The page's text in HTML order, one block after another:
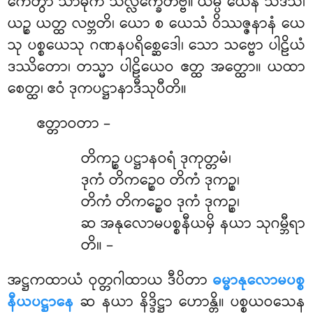
ယဉ္စ ယတ္ထ လဗ္ဘတိ၊ ယော စ ယေသံ ဝိဿဇ္ဇနာနံ ယေ
သု ပစ္စယေသု ဂဏနပရိစ္ဆေဒေါ၊ သော သဗ္ဗော ပါဠိယံ
ဒဿိတော၊ တသ္မာ ပါဠိယေဝ ဧတ္ထ အတ္ထော။ ယထာ
စေတ္ထ၊ ဧဝံ ဒုကပဋ္ဌာနာဒီသုပီတိ။
ဧတ္တာဝတာ –
တိကဉ္စပဋ္ဌာနဝရံ ဒုကုတ္တမံ၊
ဒုကံ တိကဉ္စေဝ တိကံ ဒုကဉ္စ၊
တိကံ တိကဉ္စေဝ ဒုကံ ဒုကဉ္စ၊
ဆ အနုလောမပစ္စနီယမှိ နယာ သုဂမ္ဘီရာ
တိ။ –
အဋ္ဌကထာယံ ဝုတ္တဂါထာယ ဒီပိတာ ဓမ္မာနုလောမပစ္စ
နီယပဋ္ဌာနေ ဆ နယာ နိဒ္ဒိဋ္ဌာ ဟောန္တိ။ ပစ္စယဝသေန